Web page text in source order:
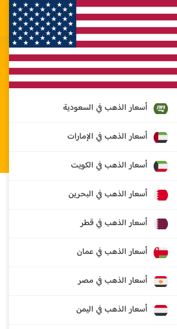
أسعار الذهب في السعودية
أسعار الذهب في الإمارات
أسعار الذهب في الكويت
أسعار الذهب في البحرين
أسعار الذهب في قطر
أسعار الذهب في عمان
أسعار الذهب في مصر
أسعار الذهب في اليمن